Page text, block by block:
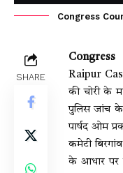
Congress
SHARE
Raipur
की चोरी के
पुलिस जांच के
पार्षद ओम
कमेटी
के आधार पर